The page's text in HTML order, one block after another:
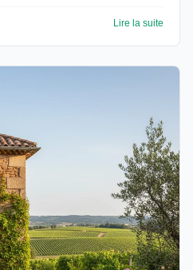
Lire la suite